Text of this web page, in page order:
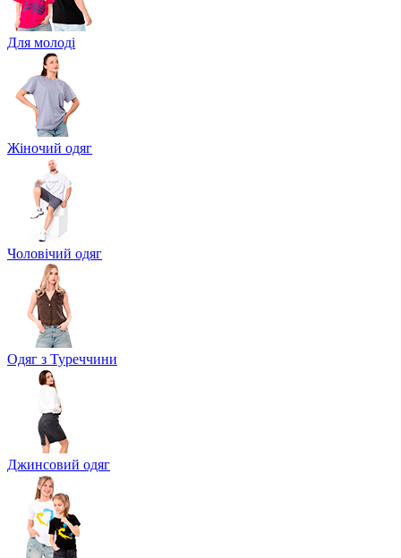
Для молоді
Жіночий одяг
Чоловічий одяг
Одяг з Туреччини
Джинсовий одяг